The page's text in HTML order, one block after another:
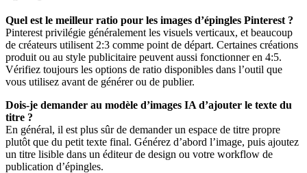
Quel est le meilleur ratio pour les images d’épingles Pinterest ?
Pinterest privilégie généralement les visuels verticaux, et beaucoup
de créateurs utilisent 2:3 comme point de départ. Certaines créations
produit ou au style publicitaire peuvent aussi fonctionner en 4:5.
Vérifiez toujours les options de ratio disponibles dans l’outil que
vous utilisez avant de générer ou de publier.
Dois-je demander au modèle d’images IA d’ajouter le texte du
titre ?
En général, il est plus sûr de demander un espace de titre propre
plutôt que du petit texte final. Générez d’abord l’image, puis ajoutez
un titre lisible dans un éditeur de design ou votre workflow de
publication d’épingles.